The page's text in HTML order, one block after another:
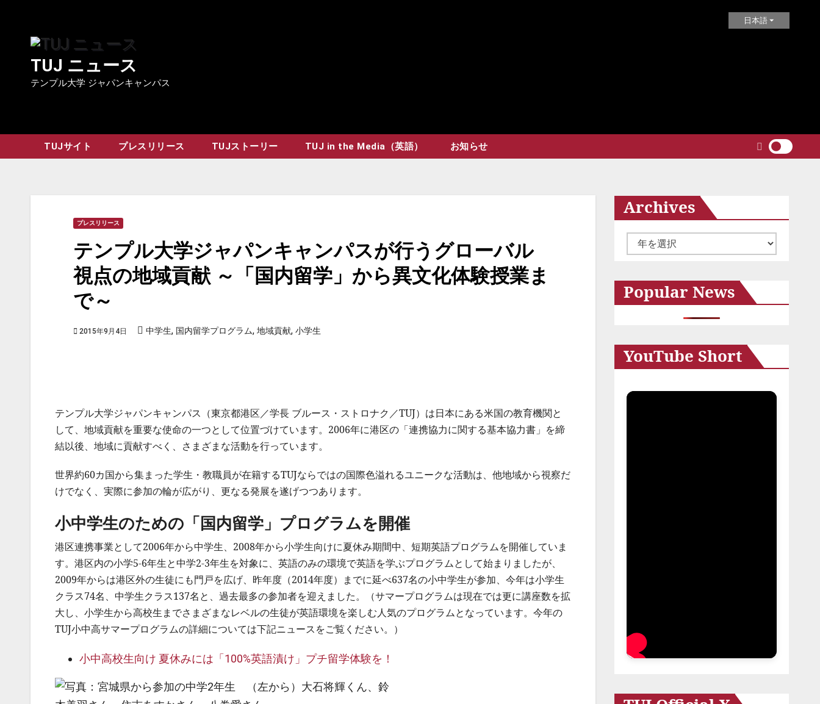
content
TUJ ニュース
テンプル大学 ジャパンキャンパス
日本語
TUJサイト プレスリリース TUJストーリー TUJ in the Media（英語） お知らせ
プレスリリース
テンプル大学ジャパンキャンパスが行うグローバル
視点の地域貢献 ～「国内留学」から異文化体験授業ま
で～
2015年9月4日 中学生, 国内留学プログラム, 地域貢献, 小学生
テンプル大学ジャパンキャンパス（東京都港区／学長 ブルース・ストロナク／TUJ）は日本にある米国の教育機関と
して、地域貢献を重要な使命の一つとして位置づけています。2006年に港区の「連携協力に関する基本協力書」を締
結以後、地域に貢献すべく、さまざまな活動を行っています。
世界約60カ国から集まった学生・教職員が在籍するTUJならではの国際色溢れるユニークな活動は、他地域から視察だ
けでなく、実際に参加の輪が広がり、更なる発展を遂げつつあります。
小中学生のための「国内留学」プログラムを開催
港区連携事業として2006年から中学生、2008年から小学生向けに夏休み期間中、短期英語プログラムを開催していま
す。港区内の小学5-6年生と中学2-3年生を対象に、英語のみの環境で英語を学ぶプログラムとして始まりましたが、
2009年からは港区外の生徒にも門戸を広げ、昨年度（2014年度）までに延べ637名の小中学生が参加、今年は小学生
クラス74名、中学生クラス137名と、過去最多の参加者を迎えました。（サマープログラムは現在では更に講座数を拡
大し、小学生から高校生までさまざまなレベルの生徒が英語環境を楽しむ人気のプログラムとなっています。今年の
TUJ小中高サマープログラムの詳細については下記ニュースをご覧ください。）
小中高校生向け 夏休みには「100%英語漬け」プチ留学体験を！
Archives
ー
イ
ブ
Popular News
YouTube Short